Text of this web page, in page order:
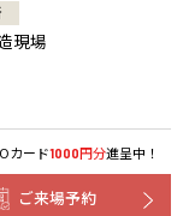
現場
カード1000円分進呈中！
ご来場予約